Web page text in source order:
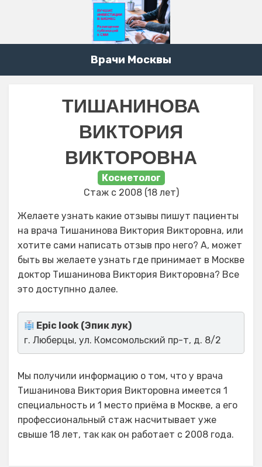
Врачи Москвы
ТИШАНИНОВА
ВИКТОРИЯ
ВИКТОРОВНА
Косметолог
Стаж с 2008 (18 лет)
Желаете узнать какие отзывы пишут пациенты
на врача Тишанинова Виктория Викторовна, или
хотите сами написать отзыв про него? А, может
быть вы желаете узнать где принимает в Москве
доктор Тишанинова Виктория Викторовна? Все
это доступнно далее.
Epic look (Эпик лук)
г. Люберцы, ул. Комсомольский пр-т, д. 8/2
Мы получили информацию о том, что у врача
Тишанинова Виктория Викторовна имеется 1
специальность и 1 место приёма в Москве, а его
профессиональный стаж насчитывает уже
свыше 18 лет, так как он работает с 2008 года.